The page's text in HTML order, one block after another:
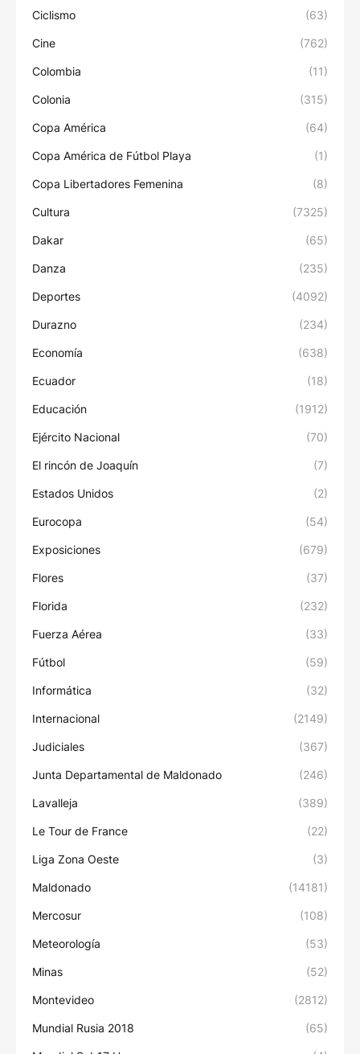
Ciclismo (63)
Cine (762)
Colombia (11)
Colonia (315)
Copa América (64)
Copa América de Fútbol Playa (1)
Copa Libertadores Femenina (8)
Cultura (7325)
Dakar (65)
Danza (235)
Deportes (4092)
Durazno (234)
Economía (638)
Ecuador (18)
Educación (1912)
Ejército Nacional (70)
El rincón de Joaquín (7)
Estados Unidos (2)
Eurocopa (54)
Exposiciones (679)
Flores (37)
Florida (232)
Fuerza Aérea (33)
Fútbol (59)
Informática (32)
Internacional (2149)
Judiciales (367)
Junta Departamental de Maldonado (246)
Lavalleja (389)
Le Tour de France (22)
Liga Zona Oeste (3)
Maldonado (14181)
Mercosur (108)
Meteorología (53)
Minas (52)
Montevideo (2812)
Mundial Rusia 2018 (65)